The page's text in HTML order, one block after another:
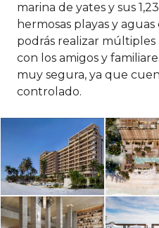
marina de yates y sus
hermosas playas y
podrás realizar múltiples
con los amigos y
muy segura, ya que
controlado.